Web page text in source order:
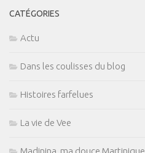
CATÉGORIES
Actu
Dans les coulisses du blog
Histoires farfelues
La vie de Vee